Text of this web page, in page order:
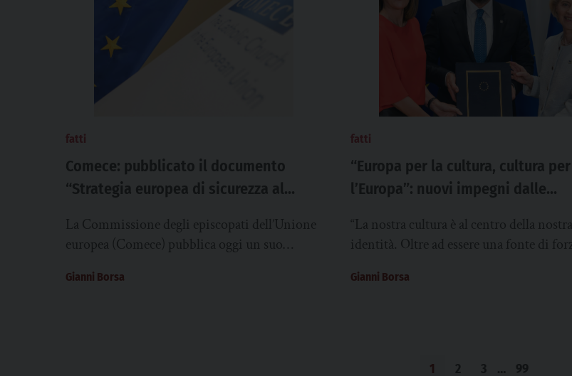
fatti
Comece: pubblicato il documento
“Strategia europea di sicurezza al
conflitti”
La Commissione degli episcopati dell’Unione
europea (Comece) pubblica oggi un suo
sicurezza al servizio della pace”,...
Gianni Borsa
fatti
“Europa per la cultura, cultura per
l’Europa”: nuovi impegni dalle
“La nostra cultura è al centro della nostra
identità. Oltre ad essere una fonte di
cultura...
Gianni Borsa
1 2 3 … 99